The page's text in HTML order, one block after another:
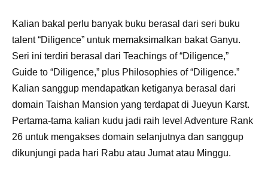
Kalian bakal perlu banyak buku berasal dari seri buku
talent “Diligence” untuk memaksimalkan bakat Ganyu.
Seri ini terdiri berasal dari Teachings of “Diligence,”
Guide to “Diligence,” plus Philosophies of “Diligence.”
Kalian sanggup mendapatkan ketiganya berasal dari
domain Taishan Mansion yang terdapat di Jueyun Karst.
Pertama-tama kalian kudu jadi raih level Adventure Rank
26 untuk mengakses domain selanjutnya dan sanggup
dikunjungi pada hari Rabu atau Jumat atau Minggu.